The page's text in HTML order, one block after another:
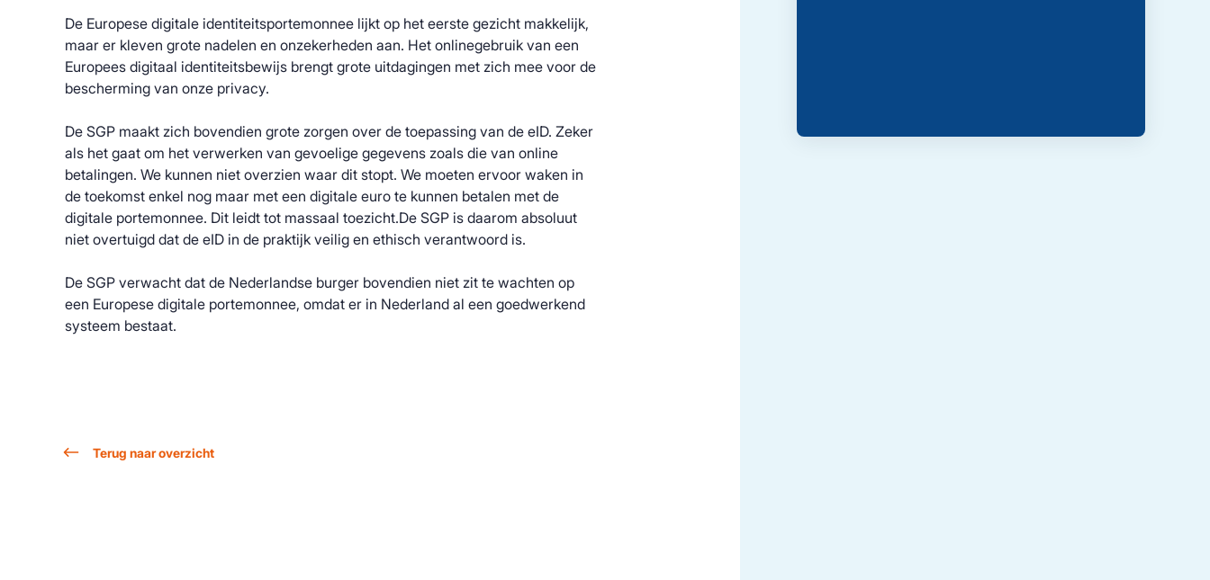
De Europese digitale identiteitsportemonnee lijkt op het eerste gezicht makkelijk,
maar er kleven grote nadelen en onzekerheden aan. Het onlinegebruik van een
Europees digitaal identiteitsbewijs brengt grote uitdagingen met zich mee voor de
bescherming van onze privacy.
De SGP maakt zich bovendien grote zorgen over de toepassing van de eID. Zeker
als het gaat om het verwerken van gevoelige gegevens zoals die van online
betalingen. We kunnen niet overzien waar dit stopt. We moeten ervoor waken in
de toekomst enkel nog maar met een digitale euro te kunnen betalen met de
digitale portemonnee. Dit leidt tot massaal toezicht.De SGP is daarom absoluut
niet overtuigd dat de eID in de praktijk veilig en ethisch verantwoord is.
De SGP verwacht dat de Nederlandse burger bovendien niet zit te wachten op
een Europese digitale portemonnee, omdat er in Nederland al een goedwerkend
systeem bestaat.
Terug naar overzicht